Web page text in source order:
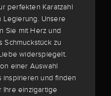
perfekten Karatzahl
Legierung. Unsere
Sie mit Herz und
Schmuckstück zu
widerspiegelt.
einer Auswahl
inspirieren und finden
Ihre einzigartige